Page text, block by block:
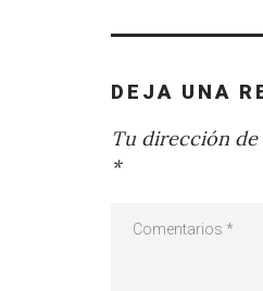
DEJA UNA
Tu dirección
*